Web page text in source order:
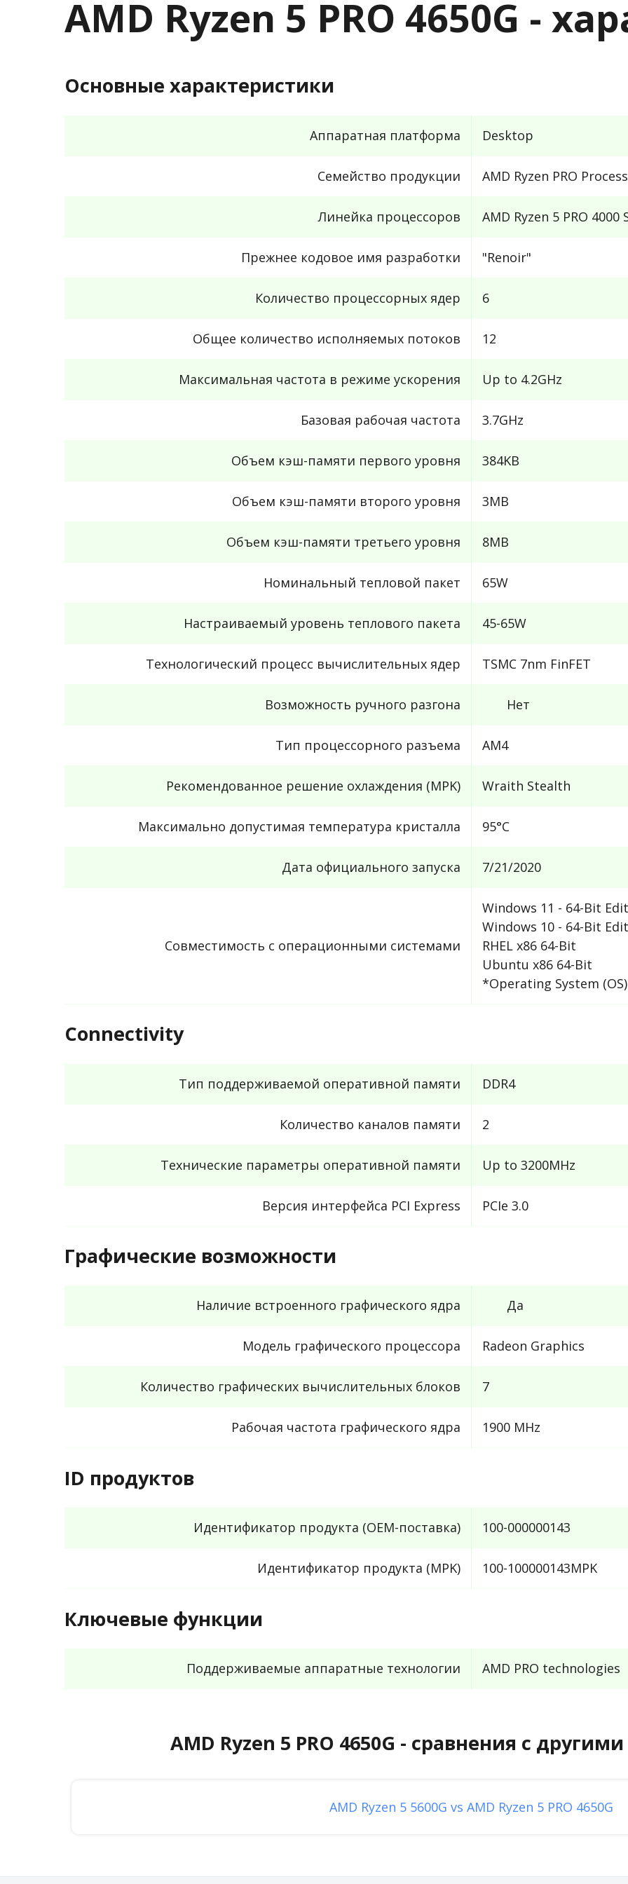
AMD Ryzen 5 PRO 4650G -
Основные характеристики
Аппаратная платформа Desktop
Семейство продукции AMD Ryzen PRO
Линейка процессоров AMD Ryzen 5 PRO
Прежнее кодовое имя разработки "Renoir"
Количество процессорных ядер 6
Общее количество исполняемых потоков 12
Максимальная частота в режиме ускорения Up to 4.2GHz
Базовая рабочая частота 3.7GHz
Объем кэш-памяти первого уровня 384KB
Объем кэш-памяти второго уровня 3MB
Объем кэш-памяти третьего уровня 8MB
Номинальный тепловой пакет 65W
Настраиваемый уровень теплового пакета 45-65W
Технологический процесс вычислительных ядер TSMC 7nm FinFET
Возможность ручного разгона Нет
Тип процессорного разъема AM4
Рекомендованное решение охлаждения (MPK) Wraith Stealth
Максимально допустимая температура кристалла 95°C
Дата официального запуска 7/21/2020
Совместимость с операционными системами
Windows 11 - 64-Bit
Windows 10 - 64-Bit
RHEL x86 64-Bit
Ubuntu x86 64-Bit
*Operating System
Connectivity
Тип поддерживаемой оперативной памяти DDR4
Количество каналов памяти 2
Технические параметры оперативной памяти Up to 3200MHz
Версия интерфейса PCI Express PCIe 3.0
Графические возможности
Наличие встроенного графического ядра Да
Модель графического процессора Radeon Graphics
Количество графических вычислительных блоков 7
Рабочая частота графического ядра 1900 MHz
ID продуктов
Идентификатор продукта (OEM-поставка) 100-000000143
Идентификатор продукта (MPK) 100-100000143MPK
Ключевые функции
Поддерживаемые аппаратные технологии AMD PRO technologies
AMD Ryzen 5 PRO 4650G - сравнения с
AMD Ryzen 5 5600G vs AMD Ryzen 5 PRO 4650G